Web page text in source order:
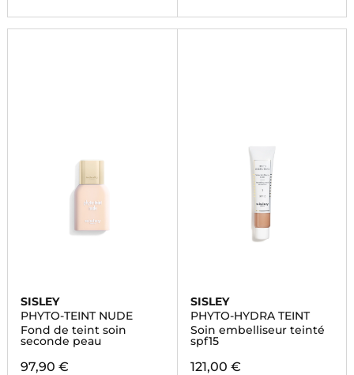
SISLEY
PHYTO-TEINT NUDE
Fond de teint soin
seconde peau
97,90 €
SISLEY
PHYTO-HYDRA TEINT
Soin embelliseur teinté
spf15
121,00 €